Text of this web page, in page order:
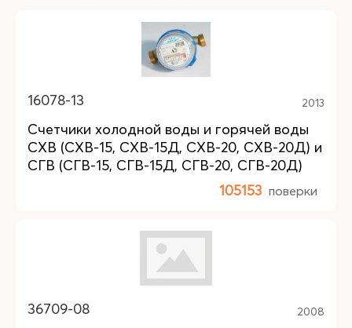
16078-13 2013
Счетчики холодной воды и горячей воды
СХВ (СХВ-15, СХВ-15Д, СХВ-20, СХВ-20Д) и
СГВ (СГВ-15, СГВ-15Д, СГВ-20, СГВ-20Д)
105153 поверки
36709-08 2008